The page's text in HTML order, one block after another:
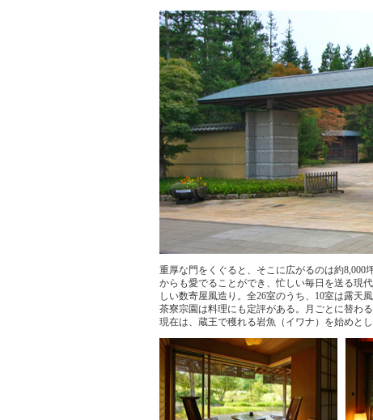
重厚な門をくぐると、そこに広がるのは約
からも愛でることができ、忙しい毎日を送る現
しい数寄屋風造り。全26室のうち、10室は露天
茶寮宗園は料理にも定評がある。月ごとに替わ
現在は、蔵王で穫れる岩魚（イワナ）を始めと